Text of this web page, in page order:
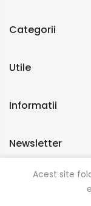
Categorii
Utile
Informatii
Newsletter
Acest site